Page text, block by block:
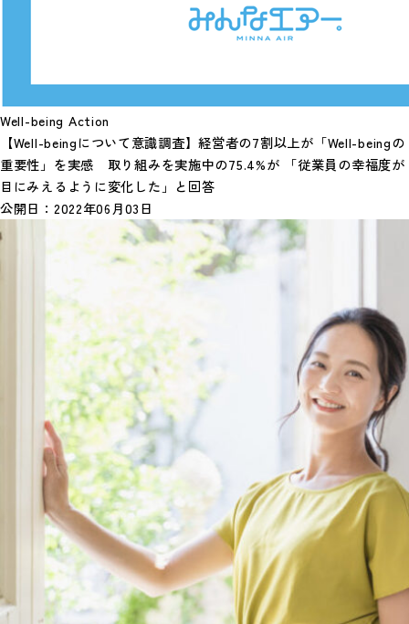
Well-being Action
【Well-beingについて意識調査】経営者の7割以上が「Well-beingの
重要性」を実感 取り組みを実施中の75.4%が 「従業員の幸福度が
目にみえるように変化した」と回答
公開日： 2022年06月03日